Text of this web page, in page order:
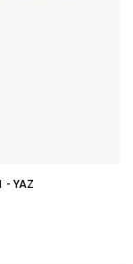
- YAZ